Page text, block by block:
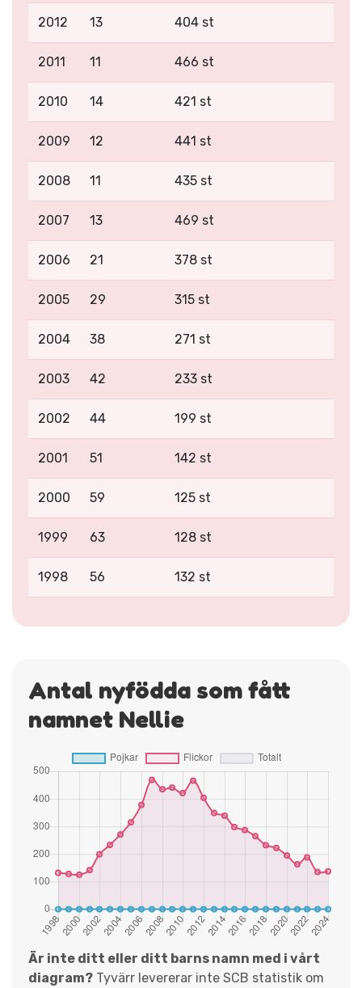
2012 13 404 st
2011 11 466 st
2010 14 421 st
2009 12 441 st
2008 11 435 st
2007 13 469 st
2006 21 378 st
2005 29 315 st
2004 38 271 st
2003 42 233 st
2002 44 199 st
2001 51 142 st
2000 59 125 st
1999 63 128 st
1998 56 132 st
Antal nyfödda som fått
namnet Nellie
Är inte ditt eller ditt barns namn med i vårt
diagram? Tyvärr levererar inte SCB statistik om